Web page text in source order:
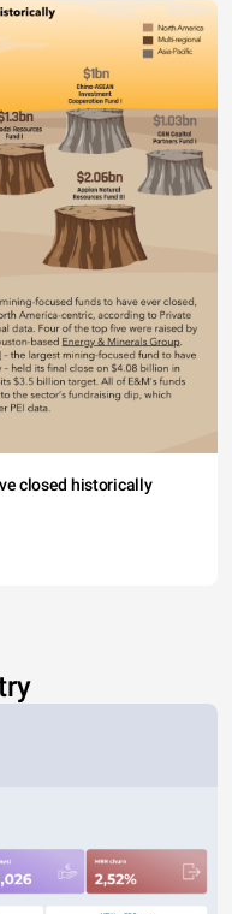
closed historically